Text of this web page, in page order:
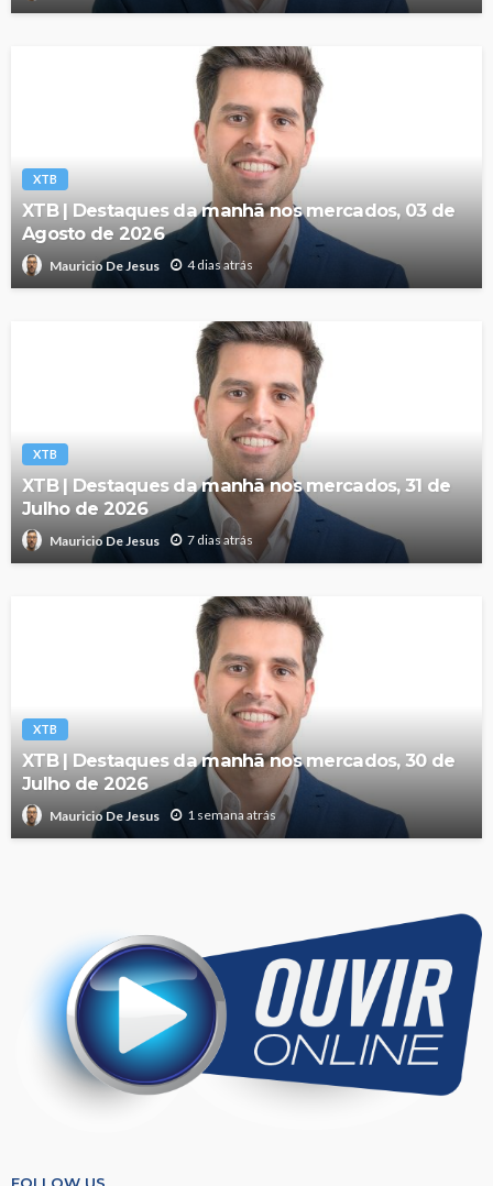
XTB
XTB | Destaques da manhã nos mercados, 03 de
Agosto de 2026
Mauricio De Jesus 4 dias atrás
XTB
XTB | Destaques da manhã nos mercados, 31 de
Julho de 2026
Mauricio De Jesus 7 dias atrás
XTB
XTB | Destaques da manhã nos mercados, 30 de
Julho de 2026
Mauricio De Jesus 1 semana atrás
FOLLOW US